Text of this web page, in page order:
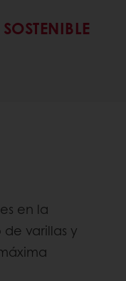
en la
varillas y